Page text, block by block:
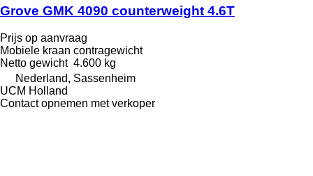
Grove GMK 4090 counterweight 4.6T
Prijs op aanvraag
Mobiele kraan contragewicht
Netto gewicht 4.600 kg
Nederland, Sassenheim
UCM Holland
Contact opnemen met verkoper